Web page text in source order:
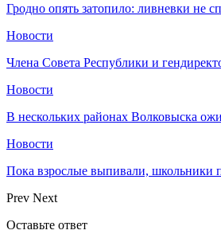
Гродно опять затопило: ливневки не
Новости
Члена Совета Республики и
Новости
В нескольких районах Волковыска
Новости
Пока взрослые выпивали, школьники
Prev Next
Оставьте ответ